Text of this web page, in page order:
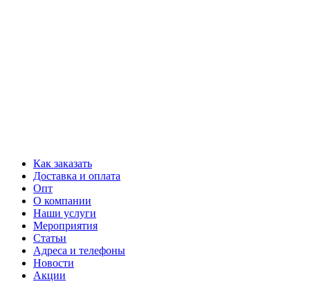
Как заказать
Доставка и оплата
Опт
О компании
Наши услуги
Мероприятия
Статьи
Адреса и телефоны
Новости
Акции